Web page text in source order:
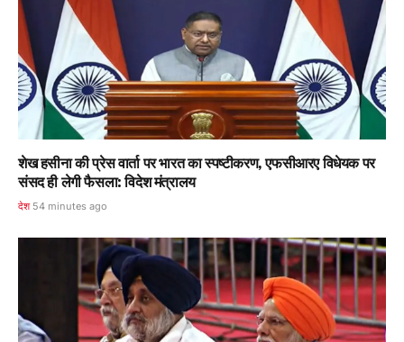
शेख हसीना की प्रेस वार्ता पर भारत का स्पष्टीकरण, एफसीआरए विधेयक पर
संसद ही लेगी फैसला: विदेश मंत्रालय
देश 54 minutes ago